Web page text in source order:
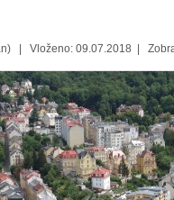
| Vloženo: 09.07.2018 |